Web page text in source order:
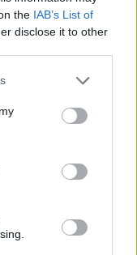
the IAB’s List of
disclose it to other